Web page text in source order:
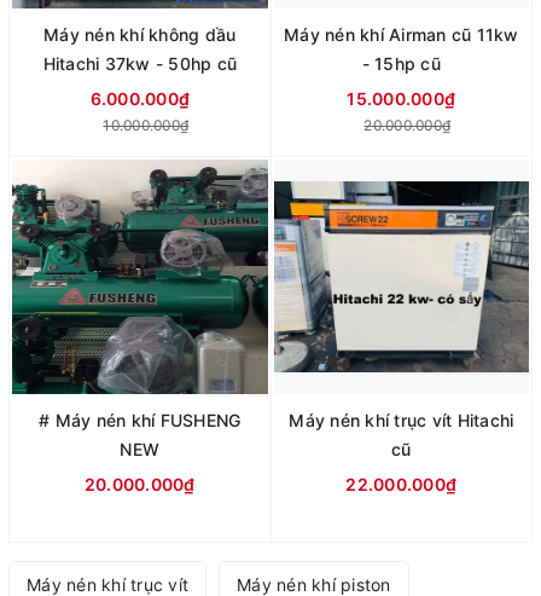
Máy nén khí không dầu
Hitachi 37kw - 50hp cũ
6.000.000₫
10.000.000₫
Máy nén khí Airman cũ 11kw
- 15hp cũ
15.000.000₫
20.000.000₫
# Máy nén khí FUSHENG
NEW
20.000.000₫
Máy nén khí trục vít Hitachi
cũ
22.000.000₫
Máy nén khí trục vít Máy nén khí piston